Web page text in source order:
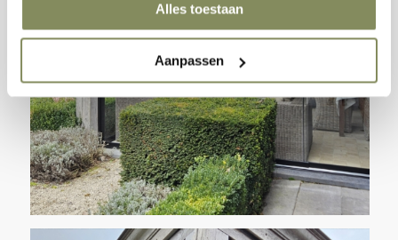
Alles toestaan
Aanpassen